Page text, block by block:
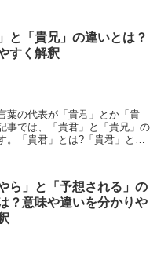
と「貴兄」の違いとは？
すく解釈
葉の代表が「貴君」とか「貴
事では、「貴君」と「貴兄」の
。「貴君」とは?「貴君」と
ら」と「予想される」の
？意味や違いを分かりや